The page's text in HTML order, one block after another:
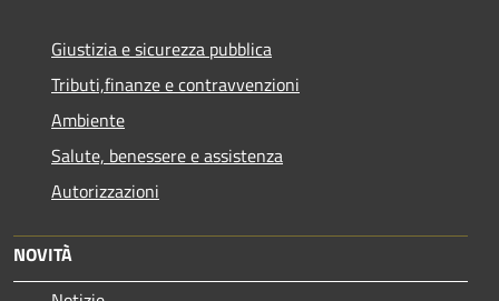
Giustizia e sicurezza pubblica
Tributi,finanze e contravvenzioni
Ambiente
Salute, benessere e assistenza
Autorizzazioni
NOVITÀ